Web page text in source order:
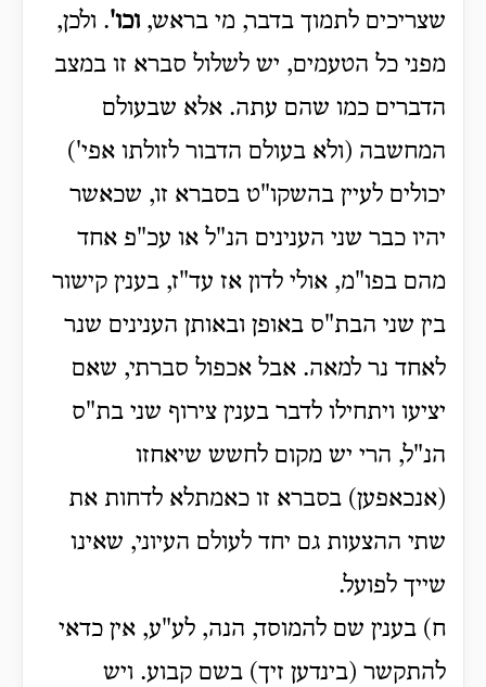
שצריכים לתמוך בדבר, מי בראש, וכו'. ולכן,
מפני כל הטעמים, יש לשלול סברא זו במצב
הדברים כמו שהם עתה. אלא שבעולם
המחשבה (ולא בעולם הדבור לזולתו אפי')
יכולים לעיין בהשקו"ט בסברא זו, שכאשר
יהיו כבר שני הענינים הנ"ל או עכ"פ אחד
מהם בפו"מ, אולי לדון אז עד"ז, בענין קישור
בין שני הבת"ס באופן ובאותן הענינים שנר
לאחד נר למאה. אבל אכפול סברתי, שאם
יציעו ויתחילו לדבר בענין צירוף שני בת"ס
הנ"ל, הרי יש מקום לחשש שיאחזו
(אנכאפען) בסברא זו כאמתלא לדחות את
שתי ההצעות גם יחד לעולם העיוני, שאינו
שייך לפועל.
ח) בענין שם להמוסד, הנה, לע"ע, אין כדאי
להתקשר (בינדען זיך) בשם קבוע. ויש